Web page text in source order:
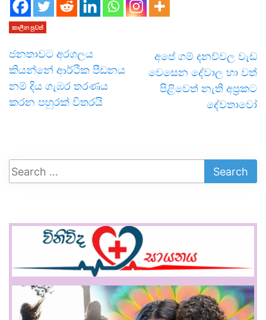
කාලීන පුවත්
ජනතාවට අරගලය
කියන්නේ ආර්ථික පීඩනය
නම් දිය ගැඹර තරණය
කරන පහුරක් විතරයි
අපේ ගම් දනව්වල වැඩ
වෙසෙන දේවාල හා වත්
පිළිවෙත් නැති අප්‍රකට
දේවතාවෝ